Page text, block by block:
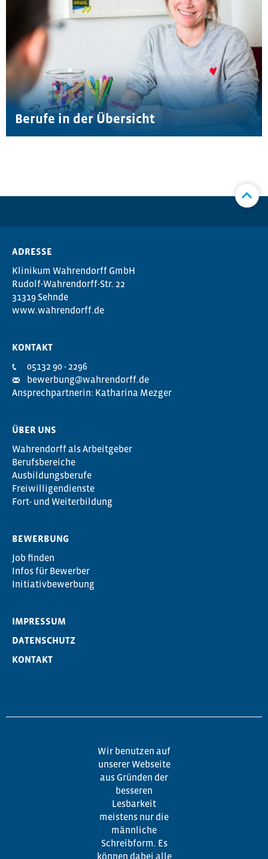
Berufe in der Übersicht
ADRESSE
Klinikum Wahrendorff GmbH
Rudolf-Wahrendorff-Str. 22
31319 Sehnde
www.wahrendorff.de
KONTAKT
05132 90 - 2296
bewerbung@wahrendorff.de
Ansprechpartnerin: Katharina Mezger
ÜBER UNS
Wahrendorff als Arbeitgeber
Berufsbereiche
Ausbildungsberufe
Freiwilligendienste
Fort- und Weiterbildung
BEWERBUNG
Job finden
Infos für Bewerber
Initiativbewerbung
IMPRESSUM
DATENSCHUTZ
KONTAKT
Wir benutzen auf
unserer Webseite
aus Gründen der
besseren
Lesbarkeit
meistens nur die
männliche
Schreibform. Es
können dabei alle